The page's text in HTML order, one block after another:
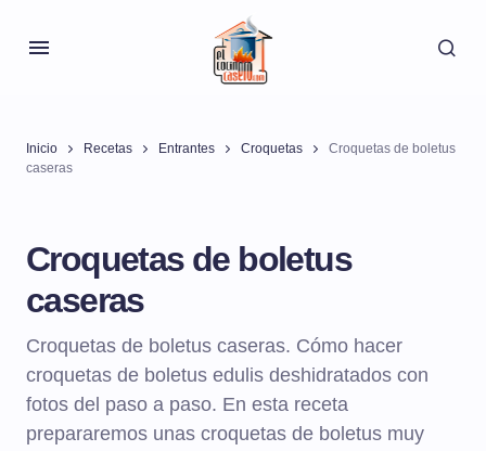
Inicio Recetas Entrantes Croquetas
Croquetas de boletus
caseras
Croquetas de boletus
caseras
Croquetas de boletus caseras. Cómo hacer
croquetas de boletus edulis deshidratados con
fotos del paso a paso. En esta receta
prepararemos unas croquetas de boletus muy